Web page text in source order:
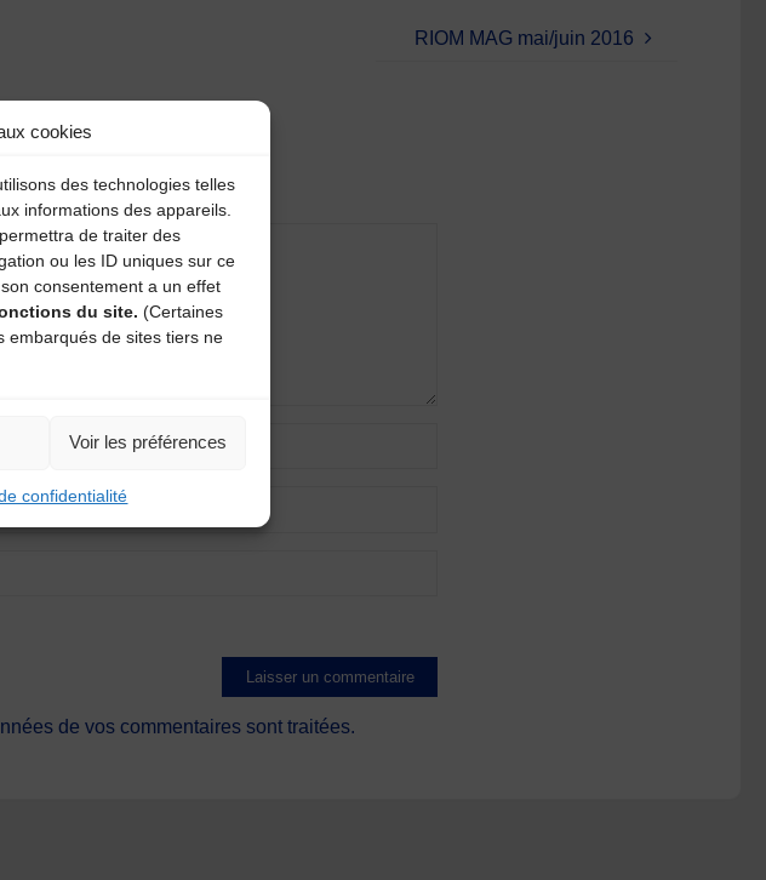
cookies
des technologies telles
informations des appareils.
de traiter des
ou les ID uniques sur ce
consentement a un effet
du site. (Certaines
embarqués de sites tiers ne
Voir les préférences
confidentialité
RIOM MAG mai/juin 2016
de vos commentaires sont traitées.